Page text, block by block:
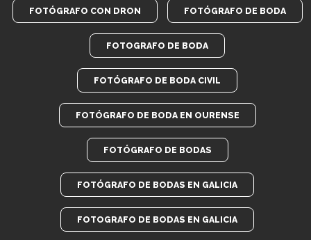
FOTÓGRAFO CON DRON FOTÓGRAFO DE BODA
FOTOGRAFO DE BODA
FOTÓGRAFO DE BODA CIVIL
FOTÓGRAFO DE BODA EN OURENSE
FOTÓGRAFO DE BODAS
FOTÓGRAFO DE BODAS EN GALICIA
FOTOGRAFO DE BODAS EN GALICIA